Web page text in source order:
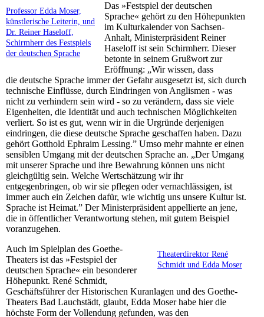
Professor Edda Moser,
künstlerische Leiterin, und
Dr. Reiner Haseloff,
Schirmherr des Festspiels
der deutschen Sprache
Das »Festspiel der deutschen
Sprache« gehört zu den Höhepunkten
im Kulturkalender von Sachsen-
Anhalt, Ministerpräsident Reiner
Haseloff ist sein Schirmherr. Dieser
betonte in seinem Grußwort zur
Eröffnung: „Wir wissen, dass
die deutsche Sprache immer der Gefahr ausgesetzt ist, sich durch
technische Einflüsse, durch Eindringen von Anglismen - was
nicht zu verhindern sein wird - so zu verändern, dass sie viele
Eigenheiten, die Identität und auch technischen Möglichkeiten
verliert. So ist es gut, wenn wir in die Urgründe derjenigen
eindringen, die diese deutsche Sprache geschaffen haben. Dazu
gehört Gotthold Ephraim Lessing.” Umso mehr mahnte er einen
sensiblen Umgang mit der deutschen Sprache an. „Der Umgang
mit unserer Sprache und ihre Bewahrung können uns nicht
gleichgültig sein. Welche Wertschätzung wir ihr
entgegenbringen, ob wir sie pflegen oder vernachlässigen, ist
immer auch ein Zeichen dafür, wie wichtig uns unsere Kultur ist.
Sprache ist Heimat.” Der Ministerpräsident appellierte an jene,
die in öffentlicher Verantwortung stehen, mit gutem Beispiel
voranzugehen.
Theaterdirektor René
Schmidt und Edda Moser
Auch im Spielplan des Goethe-
Theaters ist das »Festspiel der
deutschen Sprache« ein besonderer
Höhepunkt. René Schmidt,
Geschäftsführer der Historischen Kuranlagen und des Goethe-
Theaters Bad Lauchstädt, glaubt, Edda Moser habe hier die
höchste Form der Vollendung gefunden, was den